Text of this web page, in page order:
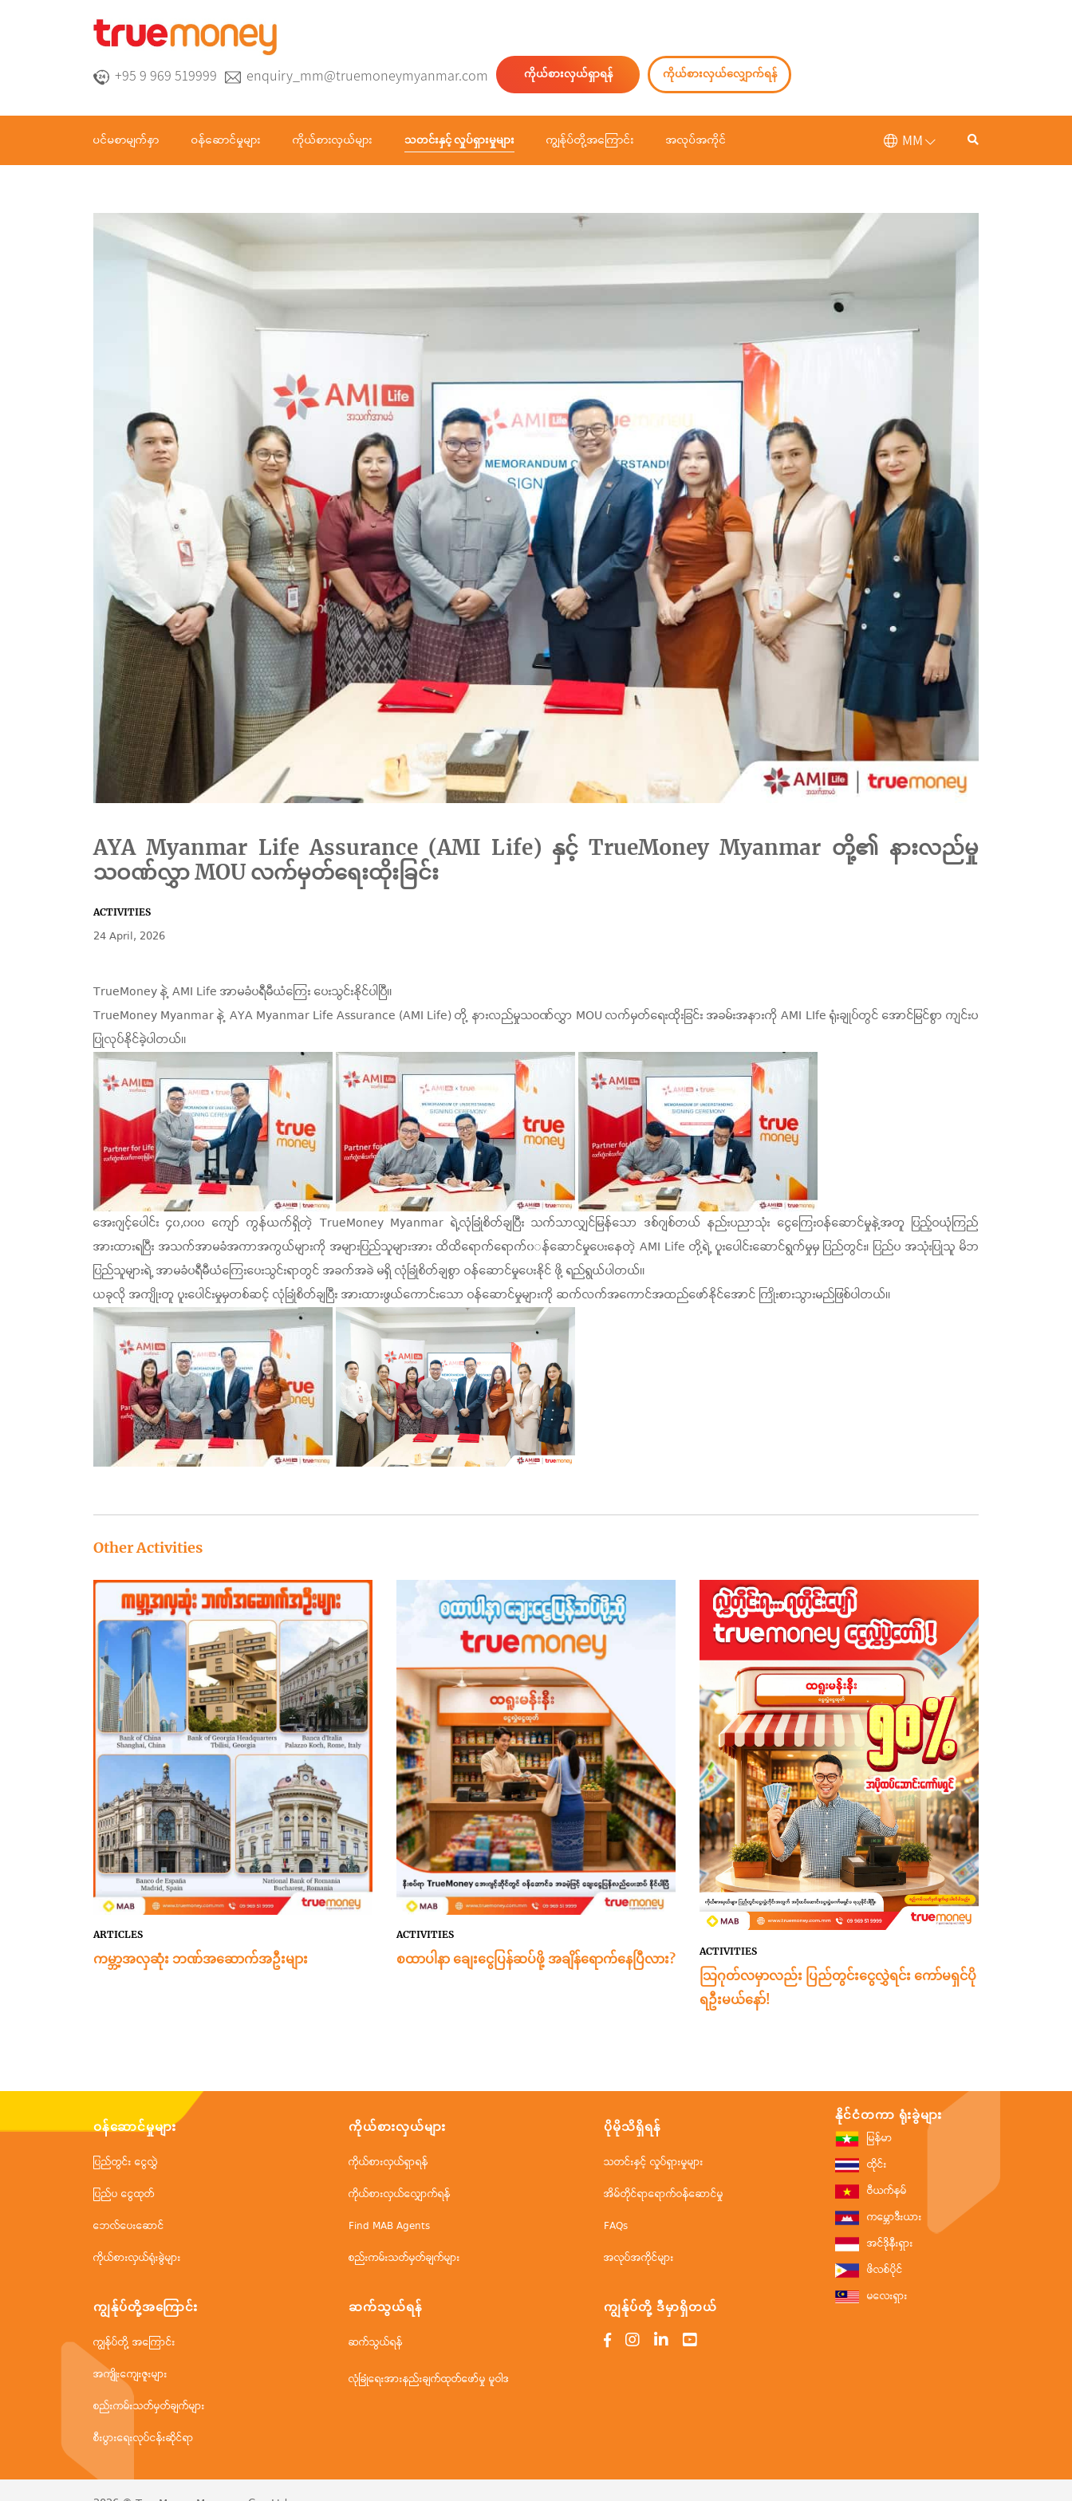
+95 9 969 519999 enquiry_mm@truemoneymyanmar.com ကိုယ်စားလှယ်ရှာရန် ကိုယ်စားလှယ်လျှောက်ရန်
ပင်မစာမျက်နှာ ဝန်ဆောင်မှုများ ကိုယ်စားလှယ်များ သတင်းနှင့် လှုပ်ရှားမှုများ ကျွန်ုပ်တို့အကြောင်း အလုပ်အကိုင် MM
AYA Myanmar Life Assurance (AMI Life) နှင့် TrueMoney Myanmar တို့၏ နားလည်မှု
သဝဏ်လွှာ MOU လက်မှတ်ရေးထိုးခြင်း
ACTIVITIES
24 April, 2026
TrueMoney နဲ့ AMI Life အာမခံပရီမီယံကြေး ပေးသွင်းနိုင်ပါပြီ။
TrueMoney Myanmar နဲ့ AYA Myanmar Life Assurance (AMI Life) တို့ နားလည်မှုသဝဏ်လွှာ MOU လက်မှတ်ရေးထိုးခြင်း အခမ်းအနားကို AMI LIfe ရုံးချုပ်တွင် အောင်မြင်စွာ ကျင်းပ
ပြုလုပ်နိုင်ခဲ့ပါတယ်။
အေးဂျင့်ပေါင်း ၄၀,၀၀၀ ကျော် ကွန်ယက်ရှိတဲ့ TrueMoney Myanmar ရဲ့လုံခြုံစိတ်ချပြီး သက်သာလျှင်မြန်သော ဒစ်ဂျစ်တယ် နည်းပညာသုံး ငွေကြေးဝန်ဆောင်မှုနဲ့အတူ ပြည့်ဝယုံကြည်
အားထားရပြီး အသက်အာမခံအကာအကွယ်များကို အများပြည်သူများအား ထိထိရောက်ရောက်၀◌န်ဆောင်မှုပေးနေတဲ့ AMI Life တို့ရဲ့ ပူးပေါင်းဆောင်ရွက်မှုမှ ပြည်တွင်း၊ ပြည်ပ အသုံးပြုသူ မိဘ
ပြည်သူများရဲ့ အာမခံပရီမီယံကြေးပေးသွင်းရာတွင် အခက်အခဲ မရှိ လုံခြုံစိတ်ချစွာ ဝန်ဆောင်မှုပေးနိုင် ဖို့ ရည်ရွယ်ပါတယ်။
ယခုလို အကျိုးတူ ပူးပေါင်းမှုမှတစ်ဆင့် လုံခြုံစိတ်ချပြီး အားထားဖွယ်ကောင်းသော ဝန်ဆောင်မှုများကို ဆက်လက်အကောင်အထည်ဖော်နိုင်အောင် ကြိုးစားသွားမည်ဖြစ်ပါတယ်။
Other Activities
ARTICLES
ကမ္ဘာ့အလှဆုံး ဘဏ်အဆောက်အဦးများ
ACTIVITIES
စထာပါနာ ချေးငွေပြန်ဆပ်ဖို့ အချိန်ရောက်နေပြီလား? ACTIVITIES
သြဂုတ်လမှာလည်း ပြည်တွင်းငွေလွှဲရင်း ကော်မရှင်ပို
ရဦးမယ်နော်!
ဝန်ဆောင်မှုများ
ပြည်တွင်း ငွေလွှဲ
ပြည်ပ ငွေထုတ်
ဘေလ်ပေးဆောင်
ကိုယ်စားလှယ်ရုံးခွဲများ
ကိုယ်စားလှယ်များ
ကိုယ်စားလှယ်ရှာရန်
ကိုယ်စားလှယ်လျှောက်ရန်
Find MAB Agents
စည်းကမ်းသတ်မှတ်ချက်များ
ပိုမိုသိရှိရန်
သတင်းနှင့် လှုပ်ရှားမှုများ
အိမ်တိုင်ရာရောက်ဝန်ဆောင်မှု
FAQs
အလုပ်အကိုင်များ
ကျွန်ုပ်တို့အ‌ကြောင်း
ကျွန်ုပ်တို့ အကြောင်း
အကျိုးကျေးဇူးများ
စည်းကမ်းသတ်မှတ်ချက်များ
စီးပွားရေးလုပ်ငန်းဆိုင်ရာ
ဆက်သွယ်ရန်
ဆက်သွယ်ရန်
လုံခြုံရေးအားနည်းချက်ထုတ်ဖော်မှု မူဝါဒ
ကျွန်ုပ်တို့ ဒီမှာရှိတယ်
နိုင်ငံတကာ ရုံးခွဲများ
မြန်မာ
ထိုင်း
ဗီယက်နမ်
ကမ္ဘောဒီးယား
အင်ဒိုနီးရှား
ဖိလစ်ပိုင်
မလေးရှား